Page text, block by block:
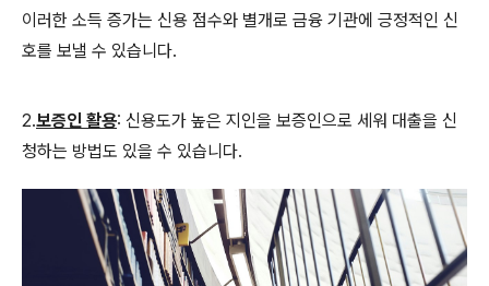
이러한 소득 증가는 신용 점수와 별개로 금융 기관에 긍정적인 신
호를 보낼 수 있습니다.
2.보증인 활용: 신용도가 높은 지인을 보증인으로 세워 대출을 신
청하는 방법도 있을 수 있습니다.